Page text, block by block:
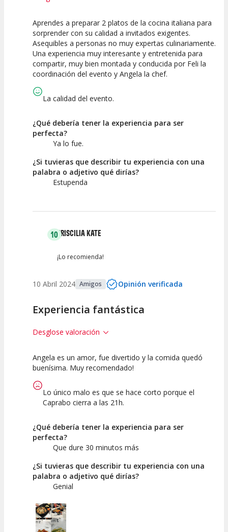
10
Calidad de la
Actividad
10
Atención del
Personal /
Guia
Aprendes a preparar 2 platos de la cocina italiana para
sorprender con su calidad a invitados exigentes.
Asequibles a personas no muy expertas culinariamente.
Una experiencia muy interesante y entretenida para
compartir, muy bien montada y conducida por Feli la
coordinación del evento y Angela la chef.
La calidad del evento.
¿Qué debería tener la experiencia para ser
perfecta?
Ya lo fue.
¿Si tuvieras que describir tu experiencia con una
palabra o adjetivo qué dirías?
Estupenda
10PRISCILIA KATE
¡Lo recomienda!
10 Abril 2024 Amigos Opinión verificada
Experiencia fantástica
Desglose valoración
10
Actividad
10
Personal /
Guia
Angela es un amor, fue divertido y la comida quedó
buenísima. Muy recomendado!
Lo único malo es que se hace corto porque el
Caprabo cierra a las 21h.
¿Qué debería tener la experiencia para ser
perfecta?
Que dure 30 minutos más
¿Si tuvieras que describir tu experiencia con una
palabra o adjetivo qué dirías?
Genial